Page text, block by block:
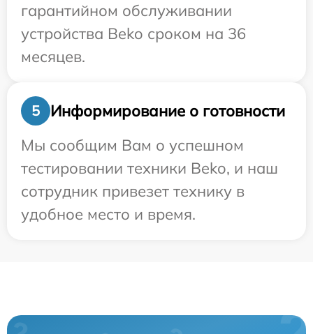
гарантийном обслуживании
устройства Beko сроком на 36
месяцев.
5
Информирование о готовности
Мы сообщим Вам о успешном
тестировании техники Beko, и наш
сотрудник привезет технику в
удобное место и время.